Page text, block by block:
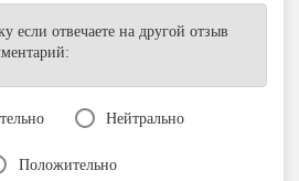
если отвечаете на другой отзыв
Нейтрально
Положительно